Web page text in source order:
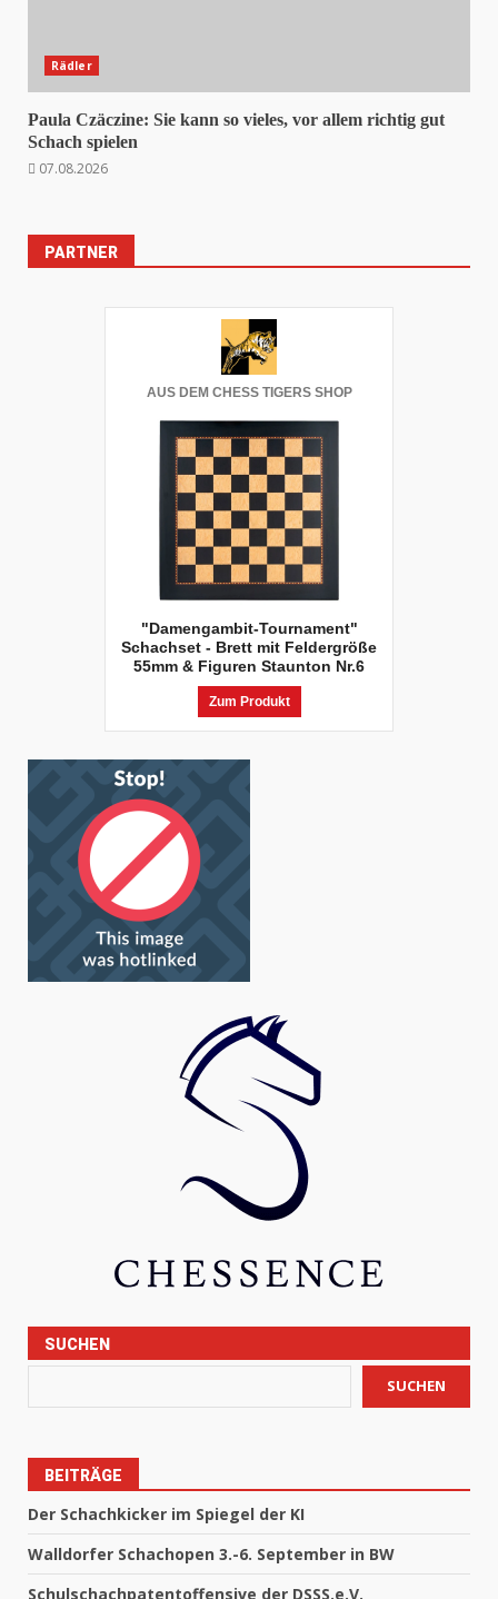
Rädler
Paula Czäczine: Sie kann so vieles, vor allem richtig gut
Schach spielen
07.08.2026
PARTNER
AUS DEM CHESS TIGERS SHOP
"Damengambit-Tournament"
Schachset - Brett mit Feldergröße
55mm & Figuren Staunton Nr.6
Zum Produkt
SUCHEN
SUCHEN
BEITRÄGE
Der Schachkicker im Spiegel der KI
Walldorfer Schachopen 3.-6. September in BW
Schulschachpatentoffensive der DSSS.e.V.